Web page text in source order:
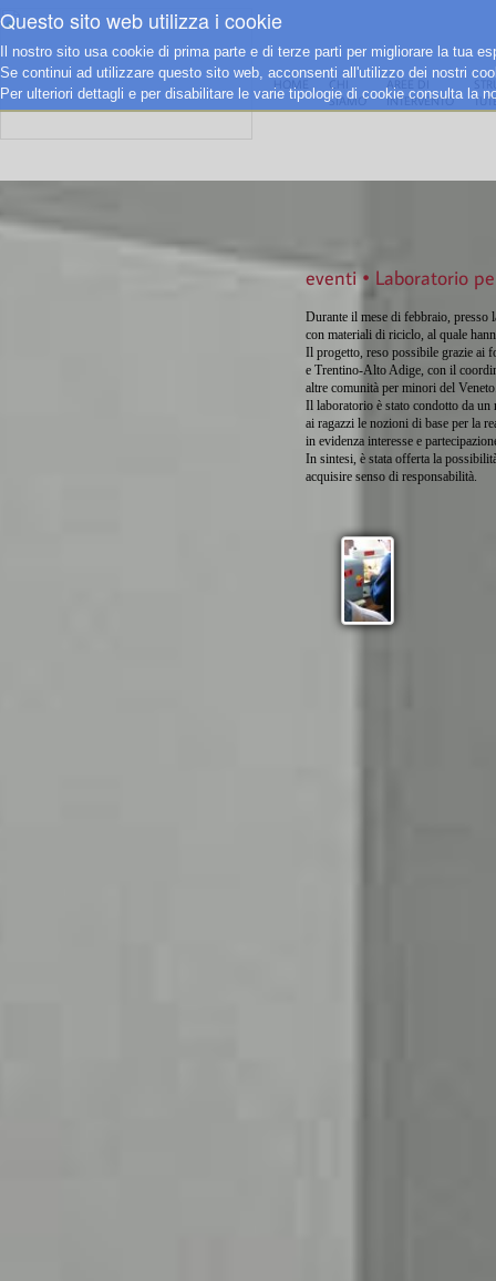
Questo sito web utilizza i cookie
Il nostro sito usa cookie di prima parte e di terze parti per migliorare la tua
Se continui ad utilizzare questo sito web, acconsenti all'utilizzo dei nostri
Per ulteriori dettagli e per disabilitare le varie tipologie di cookie consulta la
HOME
CHI
SIAMO
AREE DI
INTERVENTO
eventi • Laboratorio
Durante il mese di febbraio, presso
con materiali di riciclo, al quale
Il progetto, reso possibile grazie ai
e Trentino-Alto Adige, con il
altre comunità per minori del
Il laboratorio è stato condotto da un
ai ragazzi le nozioni di base per la
in evidenza interesse e
In sintesi, è stata offerta la
acquisire senso di responsabilità.